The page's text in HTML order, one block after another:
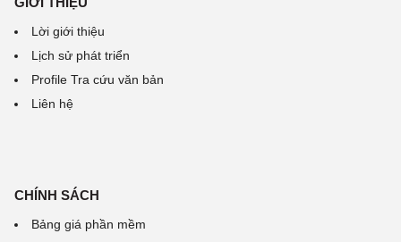
Lời giới thiệu
Lịch sử phát triển
Profile Tra cứu văn bản
Liên hệ
CHÍNH SÁCH
Bảng giá phần mềm